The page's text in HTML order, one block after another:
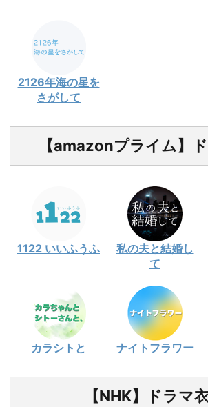
2126年海の星を
さがして
【amazonプライム】
1122 いいふうふ
私の夫と結婚し
て
カラシトと ナイトフラワー
【NHK】ドラマ